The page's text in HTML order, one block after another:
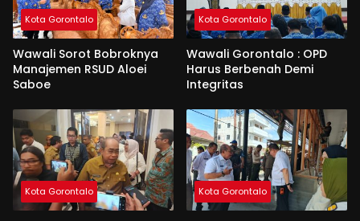
Kota Gorontalo
Wawali Sorot Bobroknya
Manajemen RSUD Aloei
Saboe
Kota Gorontalo
Wawali Gorontalo : OPD
Harus Berbenah Demi
Integritas
Kota Gorontalo Kota Gorontalo